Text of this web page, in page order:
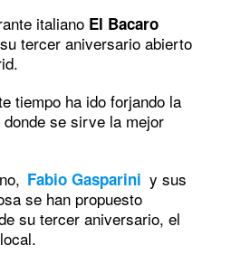
italiano El Bacaro
tercer aniversario abierto
tiempo ha ido forjando la
se sirve la mejor
Fabio Gasparini y sus
se han propuesto
su tercer aniversario, el